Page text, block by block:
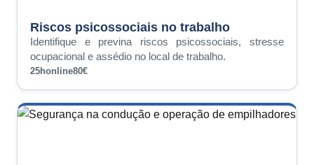
Riscos psicossociais no trabalho
Identifique e previna riscos psicossociais, stresse
ocupacional e assédio no local de trabalho.
25honline80€